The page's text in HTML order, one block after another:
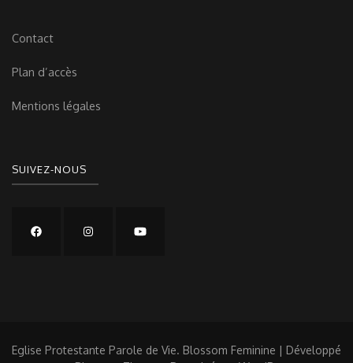
Contact
Plan d’accès
Mentions légales
SUIVEZ-NOUS
Eglise Protestante Parole de Vie. Blossom Feminine | Développé